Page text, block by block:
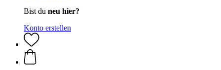
Bist du neu hier?
Konto erstellen